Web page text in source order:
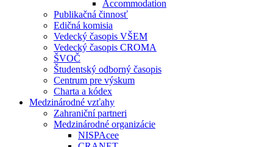
Accommodation
Publikačná činnosť
Edičná komisia
Vedecký časopis VŠEM
Vedecký časopis CROMA
ŠVOČ
Študentský odborný časopis
Centrum pre výskum
Charta a kódex
Medzinárodné vzťahy
Zahraniční partneri
Medzinárodné organizácie
NISPAcee